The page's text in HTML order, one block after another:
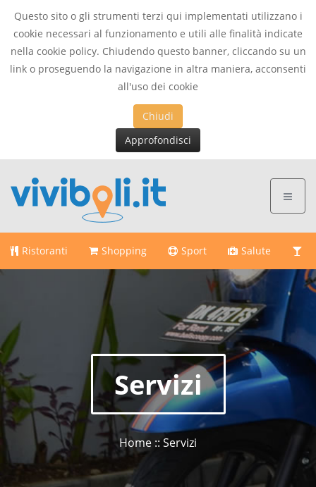
Questo sito o gli strumenti terzi qui implementati utilizzano i
cookie necessari al funzionamento e utili alle finalità indicate
nella cookie policy. Chiudendo questo banner, cliccando su un
link o proseguendo la navigazione in altra maniera, acconsenti
all'uso dei cookie
Chiudi
Approfondisci
Ristoranti Shopping Sport Salute
Servizi
Home :: Servizi